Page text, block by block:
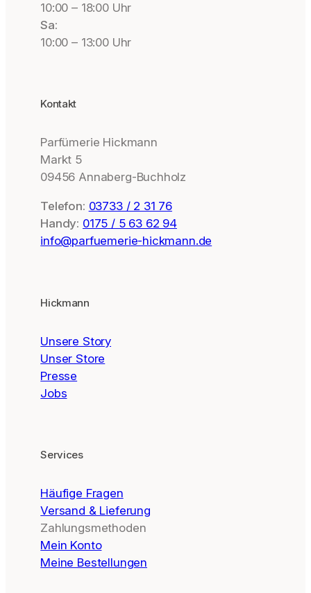
10:00 – 18:00 Uhr
Sa:
10:00 – 13:00 Uhr
Kontakt
Parfümerie Hickmann
Markt 5
09456 Annaberg-Buchholz
Telefon: 03733 / 2 31 76
Handy: 0175 / 5 63 62 94
info@parfuemerie-hickmann.de
Hickmann
Unsere Story
Unser Store
Presse
Jobs
Services
Häufige Fragen
Versand & Lieferung
Zahlungsmethoden
Mein Konto
Meine Bestellungen